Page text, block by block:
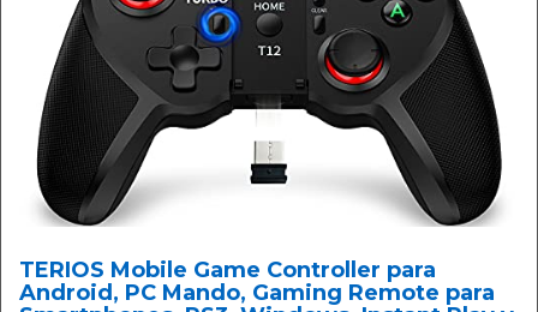
TERIOS Mobile Game Controller para
Android, PC Mando, Gaming Remote para